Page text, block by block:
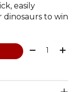
easily
dinosaurs to win
Quantity: